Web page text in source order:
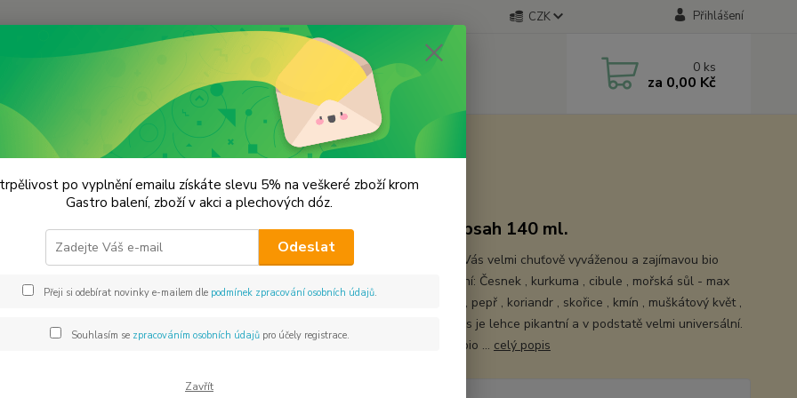
CZK Přihlášení
0 ks
za 0,00 Kč
Premium koření Herbs de Paris - Café de Paris
de Paris - Café de Paris
Zkumavka, obsah 140 ml.
Připravili jsme pro Vás velmi chuťově vyváženou a zajímavou bio
směs koření. Složení: Česnek , kurkuma , cibule , mořská sůl - max
20%, třtinový cukr , pepř , koriandr , skořice , kmín , muškátový květ ,
pepř , zázvor . Směs je lehce pikantní a v podstatě velmi universální.
Pařížské bylinky v bio ... celý popis
po vyplnění emailu získáte slevu 5% na veškeré zboží krom
Gastro balení, zboží v akci a plechových dóz.
Odeslat
Přeji si odebírat novinky e-mailem dle podmínek zpracování osobních údajů.
Souhlasím se zpracováním osobních údajůpro účely registrace.
Zavřít